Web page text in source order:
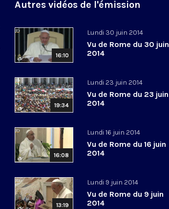
Autres vidéos de l'émission
16:10
Lundi 30 juin 2014
Vu de Rome du 30 juin
2014
19:34
Lundi 23 juin 2014
Vu de Rome du 23 juin
2014
16:08
Lundi 16 juin 2014
Vu de Rome du 16 juin
2014
13:19
Lundi 9 juin 2014
Vu de Rome du 9 juin
2014